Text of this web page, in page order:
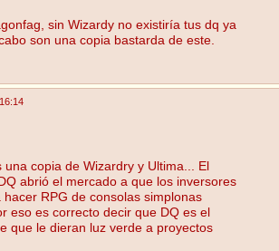
sin Wizardy no existiría tus dq ya
son una copia bastarda de este.
una copia de Wizardry y Ultima... El
abrió el mercado a que los inversores
RPG de consolas simplonas
eso es correcto decir que DQ es el
que le dieran luz verde a proyectos